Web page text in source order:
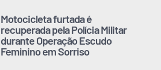
Motocicleta furtada é
recuperada pela Polícia Militar
durante Operação Escudo
Feminino em Sorriso